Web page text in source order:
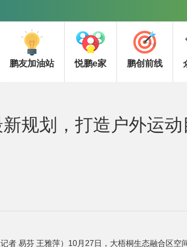
鹏友加油站 悦鹏e家 鹏创前线
规划，打造户外运动
者 易芬 王雅萍）10月27日，大梧桐生态融合区空